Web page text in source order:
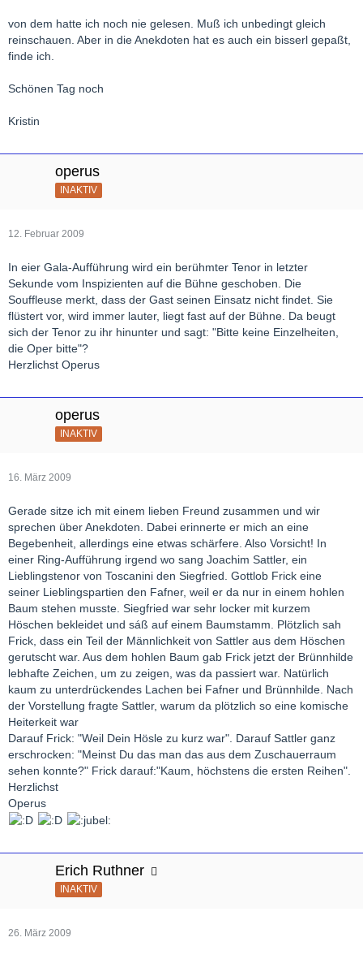
von dem hatte ich noch nie gelesen. Muß ich unbedingt gleich
reinschauen. Aber in die Anekdoten hat es auch ein bisserl gepaßt,
finde ich.
Schönen Tag noch
Kristin
operus
INAKTIV
12. Februar 2009
In eier Gala-Aufführung wird ein berühmter Tenor in letzter
Sekunde vom Inspizienten auf die Bühne geschoben. Die
Souffleuse merkt, dass der Gast seinen Einsatz nicht findet. Sie
flüstert vor, wird immer lauter, liegt fast auf der Bühne. Da beugt
sich der Tenor zu ihr hinunter und sagt: "Bitte keine Einzelheiten,
die Oper bitte"?
Herzlichst Operus
operus
INAKTIV
16. März 2009
Gerade sitze ich mit einem lieben Freund zusammen und wir
sprechen über Anekdoten. Dabei erinnerte er mich an eine
Begebenheit, allerdings eine etwas schärfere. Also Vorsicht! In
einer Ring-Aufführung irgend wo sang Joachim Sattler, ein
Lieblingstenor von Toscanini den Siegfried. Gottlob Frick eine
seiner Lieblingspartien den Fafner, weil er da nur in einem hohlen
Baum stehen musste. Siegfried war sehr locker mit kurzem
Höschen bekleidet und sáß auf einem Baumstamm. Plötzlich sah
Frick, dass ein Teil der Männlichkeit von Sattler aus dem Höschen
gerutscht war. Aus dem hohlen Baum gab Frick jetzt der Brünnhilde
lebhafte Zeichen, um zu zeigen, was da passiert war. Natürlich
kaum zu unterdrückendes Lachen bei Fafner und Brünnhilde. Nach
der Vorstellung fragte Sattler, warum da plötzlich so eine komische
Heiterkeit war
Darauf Frick: "Weil Dein Hösle zu kurz war". Darauf Sattler ganz
erschrocken: "Meinst Du das man das aus dem Zuschauerraum
sehen konnte?" Frick darauf:"Kaum, höchstens die ersten Reihen".
Herzlichst
Operus
Erich Ruthner
INAKTIV
26. März 2009